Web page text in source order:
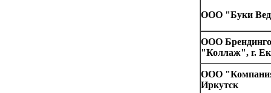
ООО "Буки
ООО
"Коллаж", г.
ООО
Иркутск